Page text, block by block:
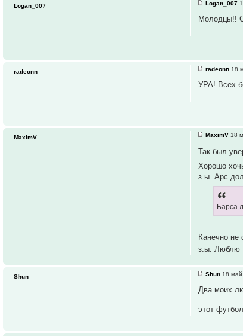
Logan_007
Молодцы!!
Logan_007
radeonn 18
УРА! Всех
radeonn
MaximV 18
Так был
Хорошо
з.ы. Арс
Барса
Канечно не
з.ы. Люблю
MaximV
Shun 18
Два моих
этот
Shun